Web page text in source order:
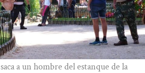
a un hombre del estanque de la